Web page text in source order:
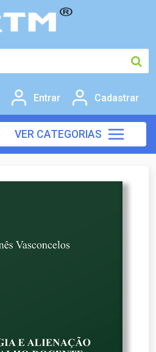
Entrar Cadastrar
VER CATEGORIAS